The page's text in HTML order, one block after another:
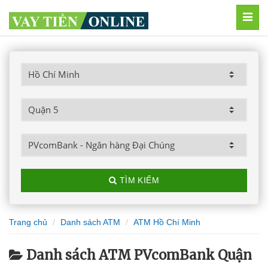
TÌM KIẾM
Trang chủ Danh sách ATM ATM Hồ Chí Minh
Danh sách ATM PVcomBank Quận